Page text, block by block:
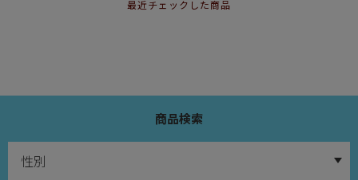
最近チェックした商品
商品検索